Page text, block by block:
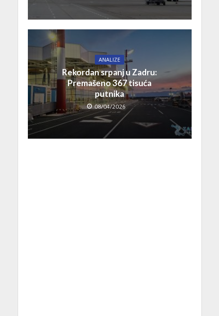
ANALIZE
Rekordan srpanj u Zadru:
Premašeno 367 tisuća
putnika
08/04/2026